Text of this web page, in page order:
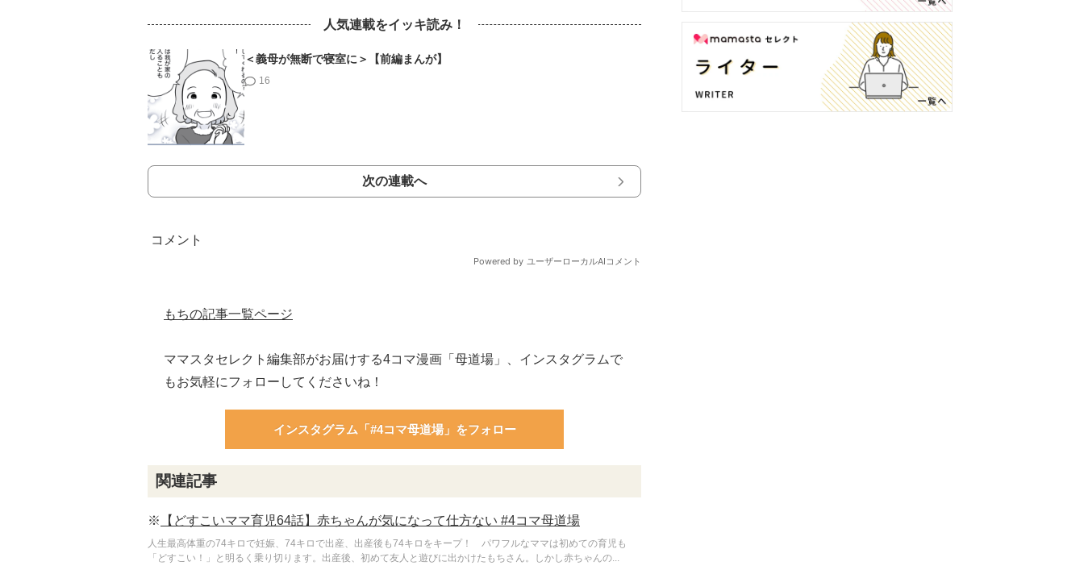
人気連載をイッキ読み！
＜義母が無断で寝室に＞【前編まんが】
16
次の連載へ
もちの記事一覧ページ
ママスタセレクト編集部がお届けする4コマ漫画「母道場」、インスタグラムで
もお気軽にフォローしてくださいね！
インスタグラム「#4コマ母道場」をフォロー
関連記事
※ 【どすこいママ育児64話】赤ちゃんが気になって仕方ない #4コマ母道場
人生最高体重の74キロで妊娠、74キロで出産、出産後も74キロをキープ！ パワフルなママは初めての育児も
「どすこい！」と明るく乗り切ります。出産後、初めて友人と遊びに出かけたもちさん。しかし赤ちゃんの...